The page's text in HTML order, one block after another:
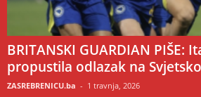
BRITANSKI GUARDIAN PIŠE:
propustila odlazak na
ZASREBRENICU.ba - 1 travnja, 2026